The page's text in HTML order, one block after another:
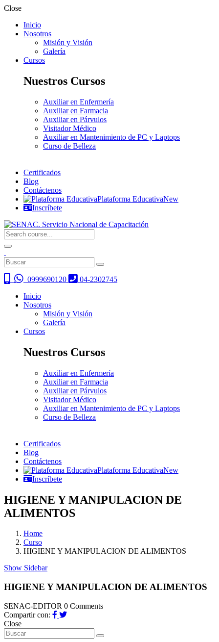
Close
Inicio
Nosotros
Misión y Visión
Galería
Cursos
Nuestros Cursos
Auxiliar en Enfermería
Auxiliar en Farmacia
Auxiliar en Párvulos
Visitador Médico
Auxiliar en Mantenimiento de PC y Laptops
Curso de Belleza
Certificados
Blog
Contáctenos
Plataforma EducativaNew
Inscríbete
0999690120
04-2302745
Inicio
Nosotros
Misión y Visión
Galería
Cursos
Nuestros Cursos
Auxiliar en Enfermería
Auxiliar en Farmacia
Auxiliar en Párvulos
Visitador Médico
Auxiliar en Mantenimiento de PC y Laptops
Curso de Belleza
Certificados
Blog
Contáctenos
Plataforma EducativaNew
Inscríbete
HIGIENE Y MANIPULACION DE
ALIMENTOS
Home
Curso
HIGIENE Y MANIPULACION DE ALIMENTOS
Show Sidebar
HIGIENE Y MANIPULACION DE ALIMENTOS
SENAC-EDITOR 0 Comments
Compartir con:
Close